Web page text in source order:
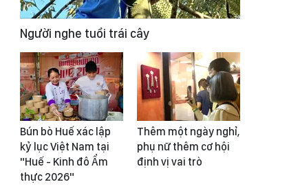
Người nghe tuổi trái cây
Bún bò Huế xác lập
kỷ lục Việt Nam tại
"Huế - Kinh đô Ẩm
thực 2026"
Thêm một ngày nghỉ,
phụ nữ thêm cơ hội
định vị vai trò